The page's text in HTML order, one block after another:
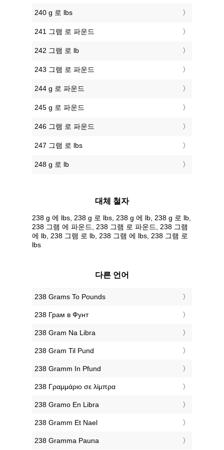
240 g 로 lbs
241 그램 로 파운드
242 그램 로 lb
243 그램 로 파운드
244 g 로 파운드
245 g 로 파운드
246 그램 로 파운드
247 그램 로 lbs
248 g 로 lb
대체 철자
238 g 에 lbs, 238 g 로 lbs, 238 g 에 lb, 238 g 로 lb,
238 그램 에 파운드, 238 그램 로 파운드, 238 그램
에 lb, 238 그램 로 lb, 238 그램 에 lbs, 238 그램 로
lbs
다른 언어
‎238 Grams To Pounds
‎238 Грам в Фунт
‎238 Gram Na Libra
‎238 Gram Til Pund
‎238 Gramm In Pfund
‎238 Γραμμάριο σε λίμπρα
‎238 Gramo En Libra
‎238 Gramm Et Nael
‎238 Gramma Pauna